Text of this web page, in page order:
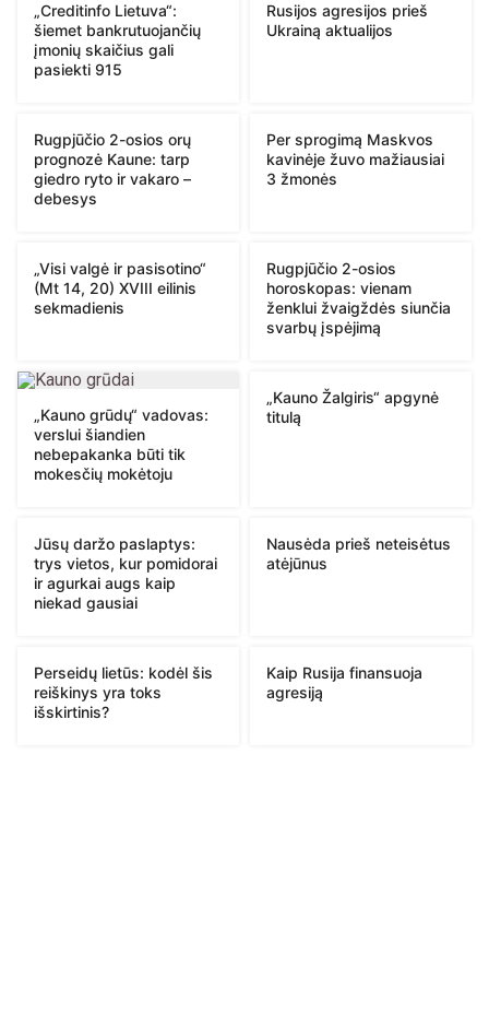
„Creditinfo Lietuva“:
šiemet bankrutuojančių
įmonių skaičius gali
pasiekti 915
Rusijos agresijos prieš
Ukrainą aktualijos
Rugpjūčio 2-osios orų
prognozė Kaune: tarp
giedro ryto ir vakaro –
debesys
Per sprogimą Maskvos
kavinėje žuvo mažiausiai
3 žmonės
„Visi valgė ir pasisotino“
(Mt 14, 20) XVIII eilinis
sekmadienis
Rugpjūčio 2-osios
horoskopas: vienam
ženklui žvaigždės siunčia
svarbų įspėjimą
„Kauno grūdų“ vadovas:
verslui šiandien
nebepakanka būti tik
mokesčių mokėtoju
„Kauno Žalgiris“ apgynė
titulą
Jūsų daržo paslaptys:
trys vietos, kur pomidorai
ir agurkai augs kaip
niekad gausiai
Nausėda prieš neteisėtus
atėjūnus
Perseidų lietūs: kodėl šis
reiškinys yra toks
išskirtinis?
Kaip Rusija finansuoja
agresiją